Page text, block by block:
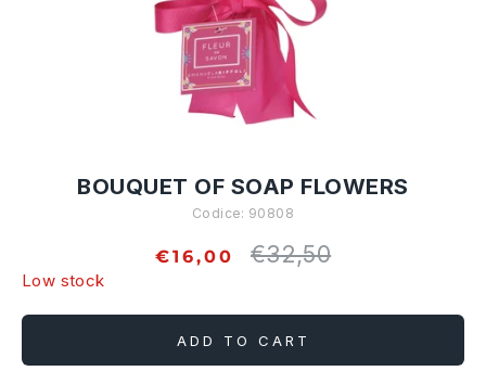
BOUQUET OF SOAP FLOWERS
Codice: 90808
€16,00
Regular
€32,50
Low stock
ADD TO CART